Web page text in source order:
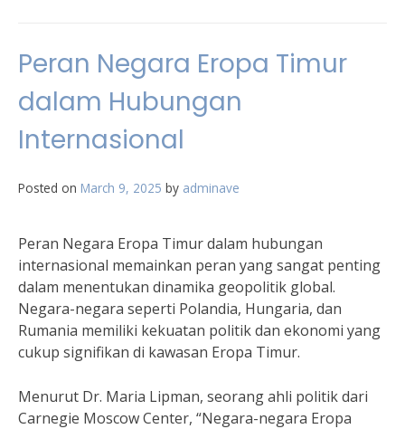
Peran Negara Eropa Timur
dalam Hubungan
Internasional
Posted on March 9, 2025 by adminave
Peran Negara Eropa Timur dalam hubungan
internasional memainkan peran yang sangat penting
dalam menentukan dinamika geopolitik global.
Negara-negara seperti Polandia, Hungaria, dan
Rumania memiliki kekuatan politik dan ekonomi yang
cukup signifikan di kawasan Eropa Timur.
Menurut Dr. Maria Lipman, seorang ahli politik dari
Carnegie Moscow Center, “Negara-negara Eropa